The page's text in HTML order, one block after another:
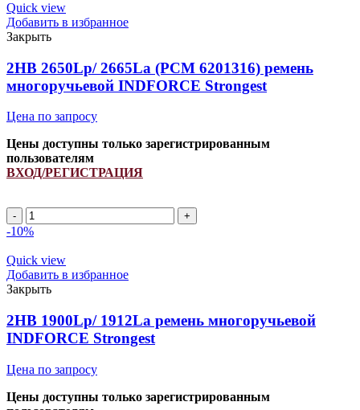
Quick view
Добавить в избранное
Закрыть
2HB 2650Lp/ 2665La (PCM 6201316) ремень
многоручьевой INDFORCE Strongest
Цена по запросу
Цены доступны только зарегистрированным
пользователям
ВХОД/РЕГИСТРАЦИЯ
Количество
товара
2650Lp/
2665La
(PCM
6201316)
ремень
многоручьевой
INDFORCE
-10%
Quick view
Добавить в избранное
Закрыть
2HB 1900Lp/ 1912La ремень многоручьевой
INDFORCE Strongest
Цена по запросу
Цены доступны только зарегистрированным